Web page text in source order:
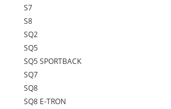
S7
S8
SQ2
SQ5
SQ5 SPORTBACK
SQ7
SQ8
SQ8 E-TRON